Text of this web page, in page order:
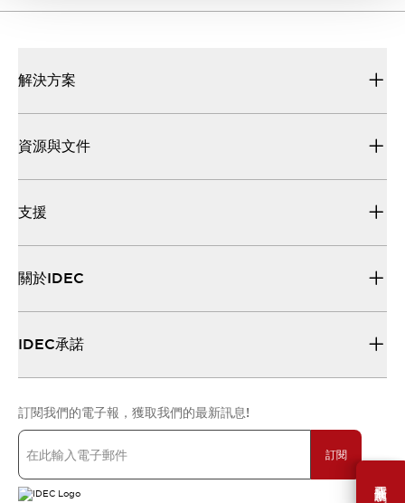
需要幫助嗎？
解決方案
資源與文件
支援
關於IDEC
IDEC承諾
訂閱我們的電子報，獲取我們的最新訊息!
訂閱